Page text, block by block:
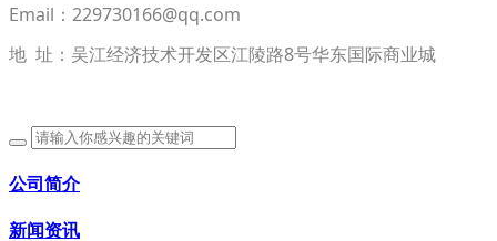
Email：229730166@qq.com
地 址：吴江经济技术开发区江陵路8号华东国际商业城
公司简介
新闻资讯